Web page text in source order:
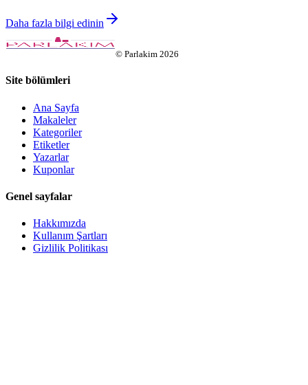
Daha fazla bilgi edinin
© Parlakim 2026
Site bölümleri
Ana Sayfa
Makaleler
Kategoriler
Etiketler
Yazarlar
Kuponlar
Genel sayfalar
Hakkımızda
Kullanım Şartları
Gizlilik Politikası